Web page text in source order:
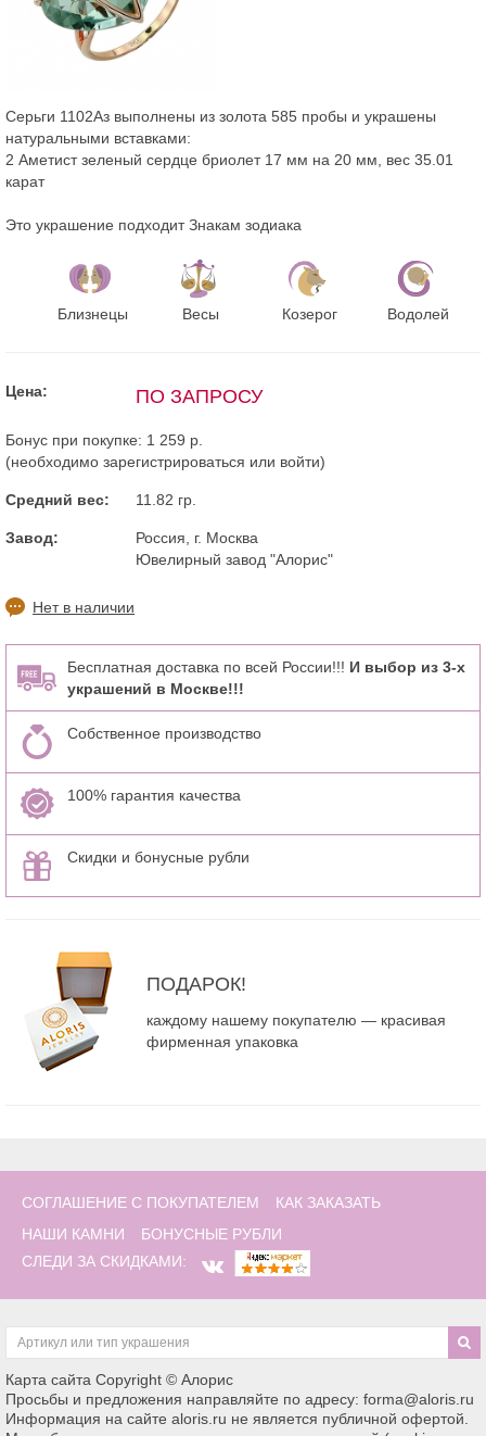
Серьги 1102Аз выполнены из золота 585 пробы и украшены
натуральными вставками:
2 Аметист зеленый сердце бриолет 17 мм на 20 мм, вес 35.01
карат
Это украшение подходит Знакам зодиака
Близнецы Весы Козерог Водолей
Цена: ПО ЗАПРОСУ
Бонус при покупке: 1 259 р.
(необходимо зарегистрироваться или войти)
Средний вес: 11.82 гр.
Завод:
Россия, г. Москва
Ювелирный завод "Алорис"
Нет в наличии
Бесплатная доставка по всей России!!! И выбор из 3-х
украшений в Москве!!!
Собственное производство
100% гарантия качества
Скидки и бонусные рубли
ПОДАРОК!
каждому нашему покупателю — красивая
фирменная упаковка
СОГЛАШЕНИЕ С ПОКУПАТЕЛЕМ
КАК ЗАКАЗАТЬ
НАШИ КАМНИ
БОНУСНЫЕ РУБЛИ
СЛЕДИ ЗА СКИДКАМИ:
Карта сайта Copyright © Алорис
Просьбы и предложения направляйте по адресу: forma@aloris.ru
Информация на сайте aloris.ru не является публичной офертой.